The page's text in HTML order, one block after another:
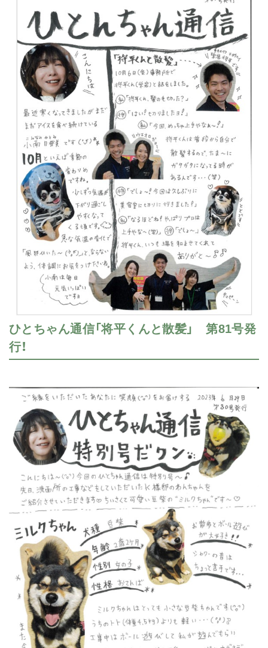
ひとちゃん通信「将平くんと散髪」 第81号発
行！